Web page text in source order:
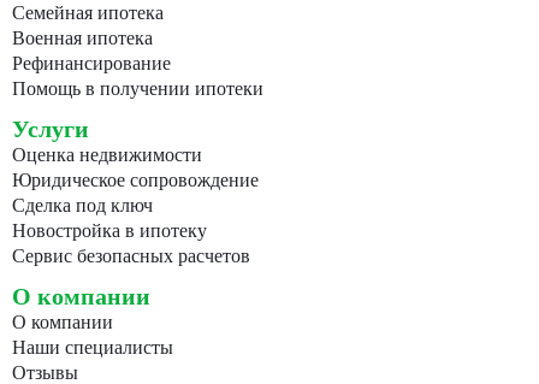
Семейная ипотека
Военная ипотека
Рефинансирование
Помощь в получении ипотеки
Услуги
Оценка недвижимости
Юридическое сопровождение
Сделка под ключ
Новостройка в ипотеку
Сервис безопасных расчетов
О компании
О компании
Наши специалисты
Отзывы